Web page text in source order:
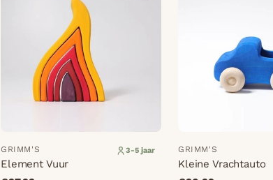
GRIMM'S 3-5 jaar
Element Vuur
GRIMM'S
Kleine Vrachtauto